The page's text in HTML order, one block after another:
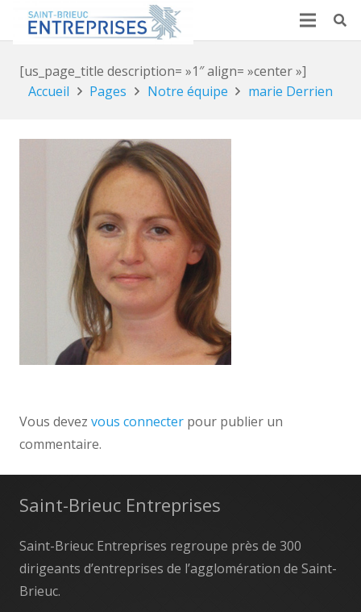
[us_page_title description= »1″ align= »center »]
Accueil
Pages Notre équipe marie Derrien
Vous devez vous connecter pour publier un
commentaire.
Saint-Brieuc Entreprises
Saint-Brieuc Entreprises regroupe près de 300
dirigeants d’entreprises de l’agglomération de Saint-
Brieuc.